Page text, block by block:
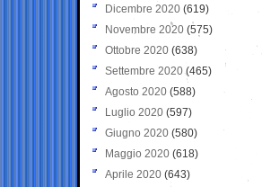
Dicembre 2020 (619)
Novembre 2020 (575)
Ottobre 2020 (638)
Settembre 2020(465)
Agosto 2020 (588)
Luglio 2020 (597)
Giugno 2020 (580)
Maggio 2020 (618)
Aprile 2020 (643)